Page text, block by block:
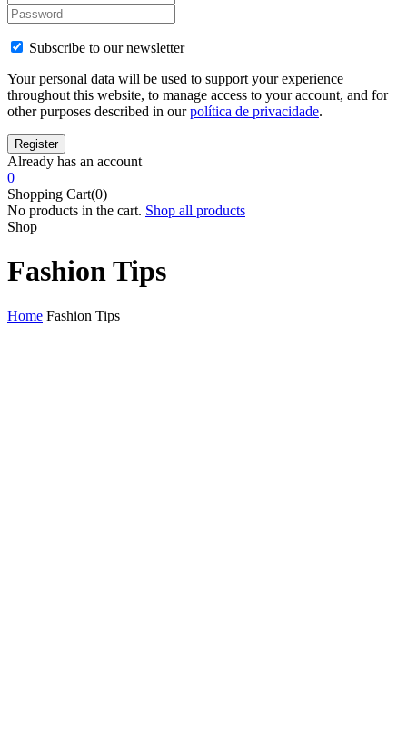
Subscribe to our newsletter
Your personal data will be used to support your experience
throughout this website, to manage access to your account, and for
other purposes described in ourpolítica de privacidade.
Already has an account
0
Shopping Cart(0)
No products in the cart. Shop all products
Shop
Fashion Tips
Home Fashion Tips